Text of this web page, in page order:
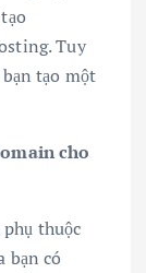
Tuy
tạo một
cho
thuộc
bạn có